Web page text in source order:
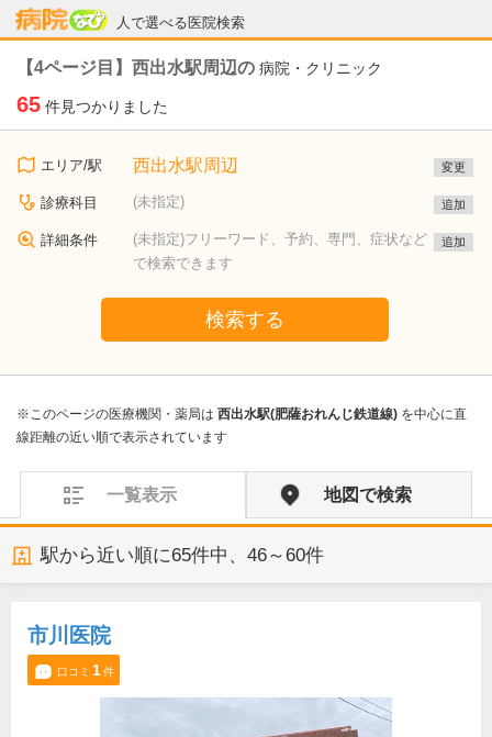
人で選べる医院検索
病院なび
【4ページ目】西出水駅周辺の 病院・クリニック
65 件見つかりました
エリア/駅 西出水駅周辺 変更
診療科目 (未指定) 追加
詳細条件
(未指定)フリーワード、予約、専門、症状など
で検索できます
追加
検索する
※このページの医療機関・薬局は 西出水駅(肥薩おれんじ鉄道線) を中心に直
線距離の近い順で表示されています
一覧表示 地図で検索
駅から近い順に65件中、 46～60件
市川医院
口コミ 1件